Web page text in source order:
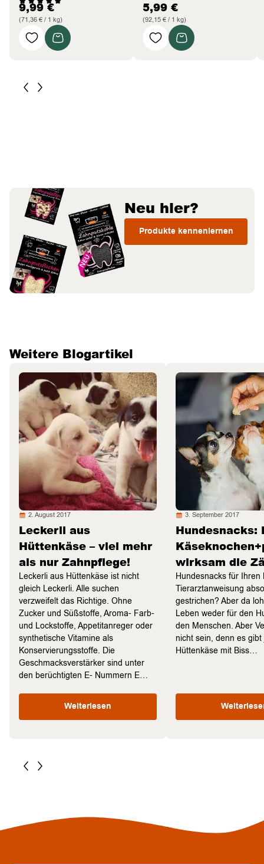
9,99€
(71,36 € / 1 kg)
5,99 €
(92,15 € / 1 kg)
Neu hier?
Produkte kennenlernen
Weitere Blogartikel
2. August 2017
Leckerli aus
Hüttenkäse – viel mehr
als nur Zahnpflege!
Leckerli aus Hüttenkäse ist nicht
gleich Leckerli. Alle suchen
verzweifelt das Richtige. Ohne
Zucker und Süßstoffe, Aroma- Farb-
und Lockstoffe, Appetitanreger oder
synthetische Vitamine als
Konservierungsstoffe. Die
Geschmacksverstärker sind unter
den berüchtigten E- Nummern E…
Weiterlesen
3. September 2017
Hundesnacks:
wirksam die
Hundesnacks für Ihren
Tierarztanweisung
gestrichen? Aber da
Leben weder für den
den Menschen. Aber
nicht sein, denn es gibt
Hüttenkäse mit Biss…